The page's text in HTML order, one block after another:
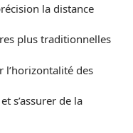
la distance
plus traditionnelles
l’horizontalité des
s’assurer de la